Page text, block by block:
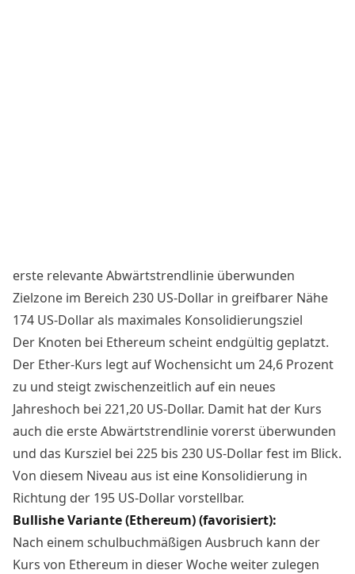
erste relevante Abwärtstrendlinie überwunden
Zielzone im Bereich 230 US-Dollar in greifbarer Nähe
174 US-Dollar als maximales Konsolidierungsziel
Der Knoten bei Ethereum scheint endgültig geplatzt.
Der Ether-Kurs legt auf Wochensicht um 24,6 Prozent
zu und steigt zwischenzeitlich auf ein neues
Jahreshoch bei 221,20 US-Dollar. Damit hat der Kurs
auch die erste Abwärtstrendlinie vorerst überwunden
und das Kursziel bei 225 bis 230 US-Dollar fest im Blick.
Von diesem Niveau aus ist eine Konsolidierung in
Richtung der 195 US-Dollar vorstellbar.
Bullishe Variante (Ethereum) (favorisiert):
Nach einem schulbuchmäßigen Ausbruch kann der
Kurs von Ethereum in dieser Woche weiter zulegen